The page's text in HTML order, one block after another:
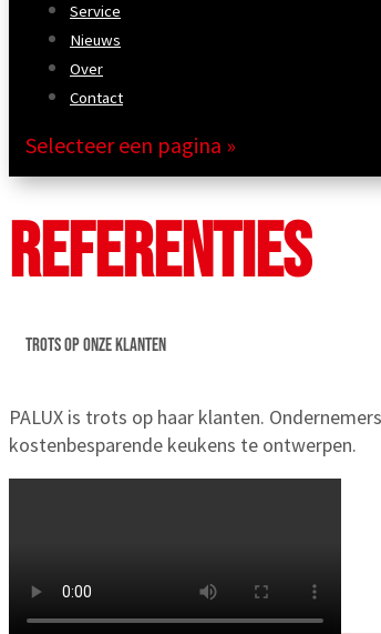
Service
Nieuws
Over
Contact
REFERENTIES
TROTS OP ONZE KLANTEN
PALUX is trots op haar klanten.
kostenbesparende keukens te ontwerpen.